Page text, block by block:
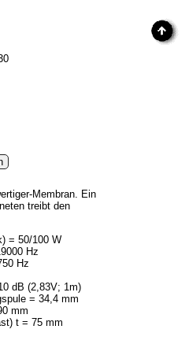
Membran. Ein
treibt den
= 50/100 W
Hz
Hz
dB (2,83V; 1m)
= 34,4 mm
mm
t = 75 mm